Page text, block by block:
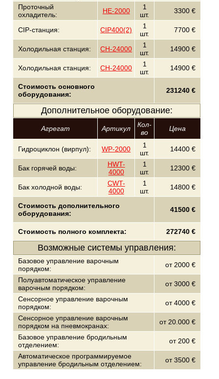
Проточный
охладитель:
HE-2000
1
шт.
3300 €
CIP-станция: CIP400(2)
1
шт.
7700 €
Холодильная станция: CH-24000
1
шт.
14900 €
Холодильная станция: CH-24000
1
шт.
14900 €
Стоимость основного
оборудования:
231240 €
Дополнительное оборудование:
Агрегат Артикул
Кол-
во
Цена
Гидроциклон (вирпул): WP-2000
1
шт.
14400 €
Бак горячей воды:
HWT-
4000
1
шт.
12300 €
Бак холодной воды:
CWT-
4000
1
шт.
14800 €
Стоимость дополнительного
оборудования:
41500 €
Стоимость полного комплекта: 272740 €
Возможные системы управления:
Базовое управление варочным
порядком:
от 2000 €
Полуавтоматическое управление
варочным порядком:
от 3000 €
Сенсорное управление варочным
порядком:
от 4000 €
Сенсорное управление варочным
порядком на пневмокранах:
от 20.000 €
Базовое управление бродильным
отделением:
от 200 €
Автоматическое программируемое
управление бродильным отделением:
от 3500 €